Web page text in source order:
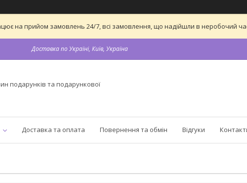
на прийом замовлень 24/7, всі замовлення, що надійшли в неробочий
Доставка по Україні, Київ, Україна
подарунків та подарункової
Доставка та оплата Повернення та обмін Відгуки